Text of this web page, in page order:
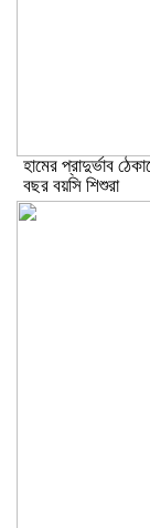
হামের প্রাদুর্ভাব
বছর বয়সি শিশুরা